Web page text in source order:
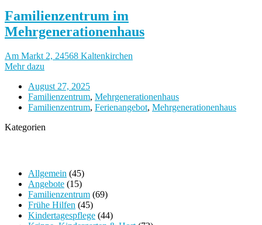
Familienzentrum im
Mehrgenerationenhaus
Am Markt 2, 24568 Kaltenkirchen
Mehr dazu
August 27, 2025
Familienzentrum, Mehrgenerationenhaus
Familienzentrum, Ferienangebot, Mehrgenerationenhaus
Kategorien
Allgemein (45)
Angebote (15)
Familienzentrum (69)
Frühe Hilfen (45)
Kindertagespflege (44)